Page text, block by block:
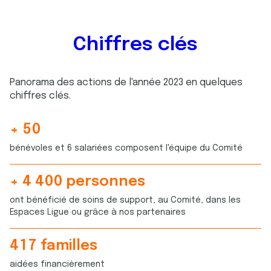
Chiffres clés
Panorama des actions de l'année 2023 en quelques
chiffres clés.
+ 5
2
9
8
2
8
4
9
9
0
8
7
1
8
7
3
7
4
bénévoles et 6 salariées composent l'équipe du Comité
+ 4
7
9
9
4
4
4
6
5
3
4
1
0
5
3
6
1
2
0
1
2
9
1
personnes
ont bénéficié de soins de support, au Comité, dans les
Espaces Ligue ou grâce à nos partenaires
4
5
1
5
7
1
familles
aidées financièrement